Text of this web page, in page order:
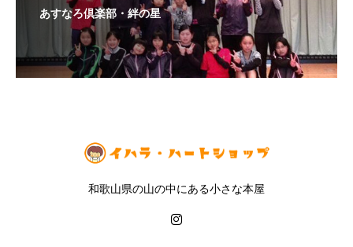
あすなろ倶楽部・絆の星
和歌山県の山の中にある小さな本屋